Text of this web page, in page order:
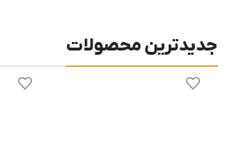
جدیدترین محصولات